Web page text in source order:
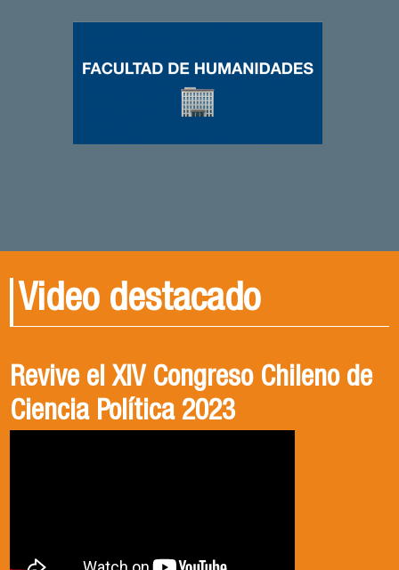
Video destacado
PALABRA FAHU | Crisis de
Seguridad en Chile - Entrevista
Egresados Internacionales en
Acción: Antonia Abarca
Revive el XIV Congreso Chileno de
Ciencia Política 2023